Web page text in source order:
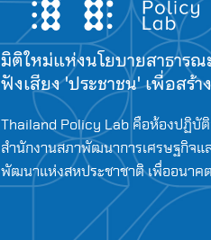
มิติใหม่แห่งนโยบายสาธารณ
ฟังเสียง 'ประชาชน' เพื่อสร้า
Thailand Policy Lab คือห้องปฏิบัติ
สำนักงานสภาพัฒนาการเศรษฐกิจแ
พัฒนาแห่งสหประชาชาติ เพื่ออนาค